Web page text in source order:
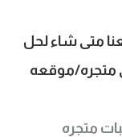
متى شاء لحل
متجره/موقعه
متجره